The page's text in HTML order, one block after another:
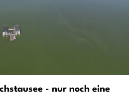
- nur noch eine